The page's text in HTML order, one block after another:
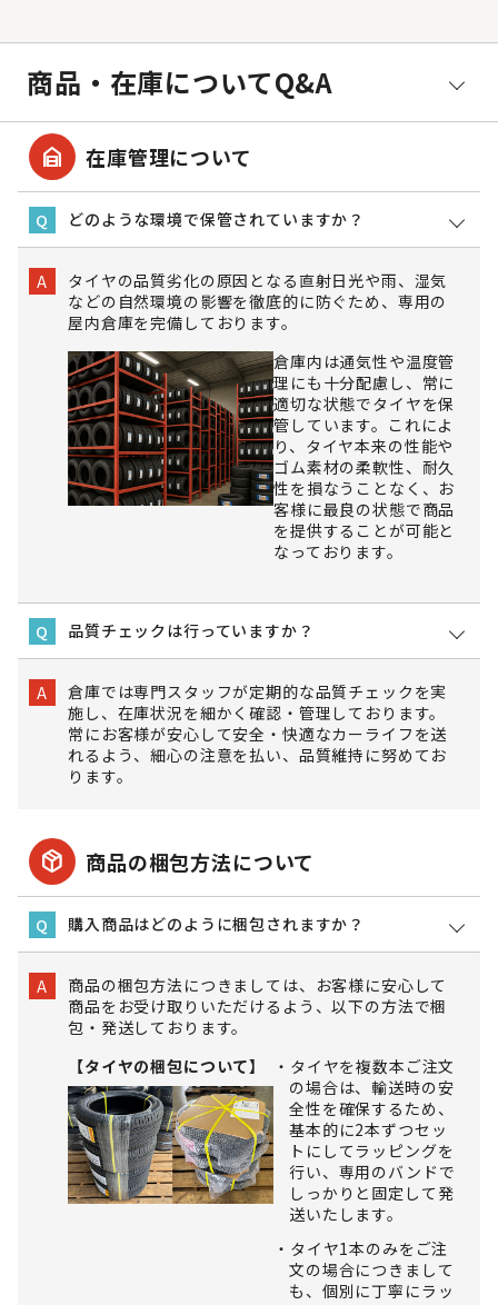
商品・在庫についてQ&A
garage_home 在庫管理について
Q どのような環境で保管されていますか？
A
タイヤの品質劣化の原因となる直射日光や雨、湿気
などの自然環境の影響を徹底的に防ぐため、専用の
屋内倉庫を完備しております。
倉庫内は通気性や温度管
理にも十分配慮し、常に
適切な状態でタイヤを保
管しています。これによ
り、タイヤ本来の性能や
ゴム素材の柔軟性、耐久
性を損なうことなく、お
客様に最良の状態で商品
を提供することが可能と
なっております。
Q 品質チェックは行っていますか？
A
倉庫では専門スタッフが定期的な品質チェックを実
施し、在庫状況を細かく確認・管理しております。
常にお客様が安心して安全・快適なカーライフを送
れるよう、細心の注意を払い、品質維持に努めてお
ります。
package_2 商品の梱包方法について
Q 購入商品はどのように梱包されますか？
A
商品の梱包方法につきましては、お客様に安心して
商品をお受け取りいただけるよう、以下の方法で梱
包・発送しております。
【タイヤの梱包について】
タイヤを複数本ご注文
の場合は、輸送時の安
全性を確保するため、
基本的に2本ずつセッ
トにしてラッピングを
行い、専用のバンドで
しっかりと固定して発
送いたします。
タイヤ1本のみをご注
文の場合につきまして
も、個別に丁寧にラッ